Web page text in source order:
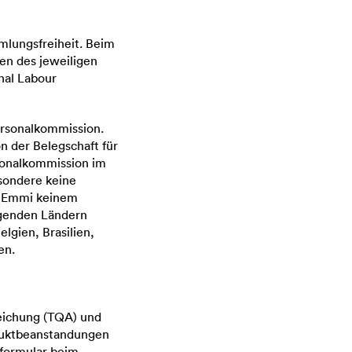
Beim
des jeweiligen
Labour
der Belegschaft für
im
keine
keinem
Ländern
Brasilien,
(TQA) und